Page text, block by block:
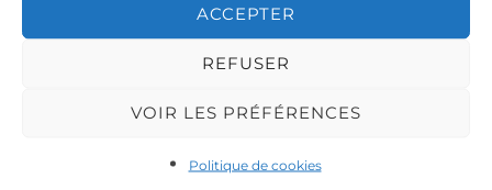
ACCEPTER
REFUSER
VOIR LES PRÉFÉRENCES
Politique de cookies
Warm Up 2024 Warm Up 2024